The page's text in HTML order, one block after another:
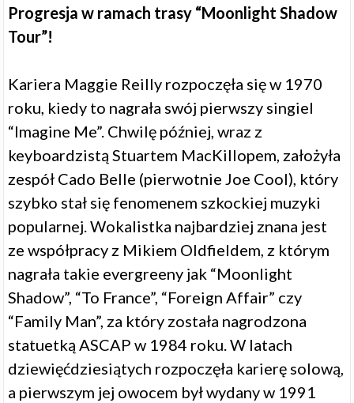
Progresja w ramach trasy “Moonlight Shadow
Tour”!
Kariera Maggie Reilly rozpoczęła się w 1970
roku, kiedy to nagrała swój pierwszy singiel
“Imagine Me”. Chwilę później, wraz z
keyboardzistą Stuartem MacKillopem, założyła
zespół Cado Belle (pierwotnie Joe Cool), który
szybko stał się fenomenem szkockiej muzyki
popularnej. Wokalistka najbardziej znana jest
ze współpracy z Mikiem Oldfieldem, z którym
nagrała takie evergreeny jak “Moonlight
Shadow”, “To France”, “Foreign Affair” czy
“Family Man”, za który została nagrodzona
statuetką ASCAP w 1984 roku. W latach
dziewięćdziesiątych rozpoczęła karierę solową,
a pierwszym jej owocem był wydany w 1991